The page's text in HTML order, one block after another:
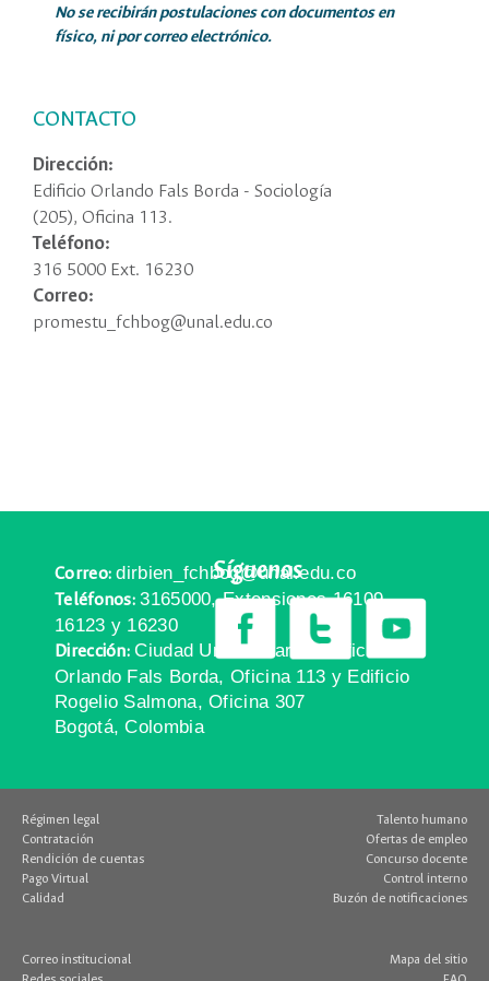
Nose recibirán postulaciones con documentos en
físico, ni por correo electrónico.
CONTACTO
Dirección:
Edificio Orlando Fals Borda - Sociología
(205), Oficina 113.
Teléfono:
316 5000 Ext. 16230
Correo:
promestu_fchbog@unal.edu.co
Correo:dirbien_fchbog@unal.edu.co
Teléfonos:3165000, Extensiones 16109,
16123 y 16230
Dirección:Ciudad Universitaria, Edificio
Orlando Fals Borda, Oficina 113 y Edificio
Rogelio Salmona, Oficina 307
Bogotá, Colombia
Síguenos
Régimen legal
Contratación
Rendición de cuentas
Pago Virtual
Calidad
Talento humano
Ofertas de empleo
Concurso docente
Control interno
Buzón de notificaciones
Correo institucional
Mapa del sitio